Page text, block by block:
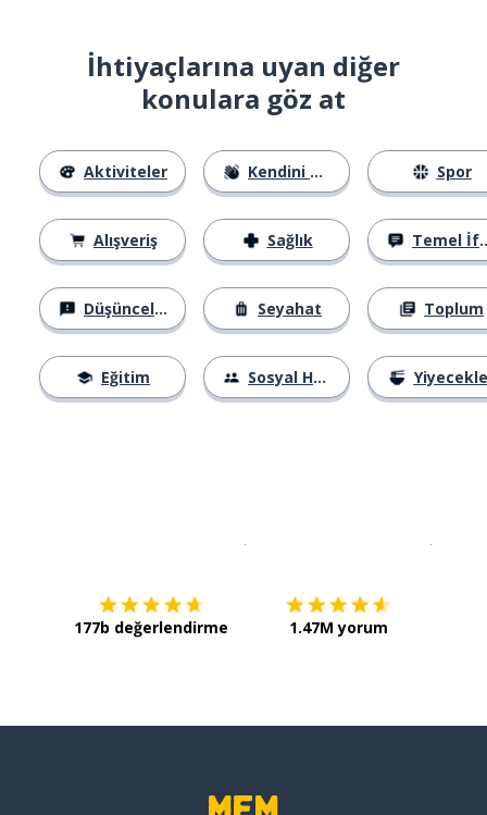
İhtiyaçlarına uyan diğer
konulara göz at
Aktiviteler
Alışveriş
Düşünceler
Eğitim
Kendini Tanıtma
Sağlık
Seyahat
Sosyal Hayat
Spor
Temel İfadeler
Toplum
177b değerlendirme 1.47M yorum